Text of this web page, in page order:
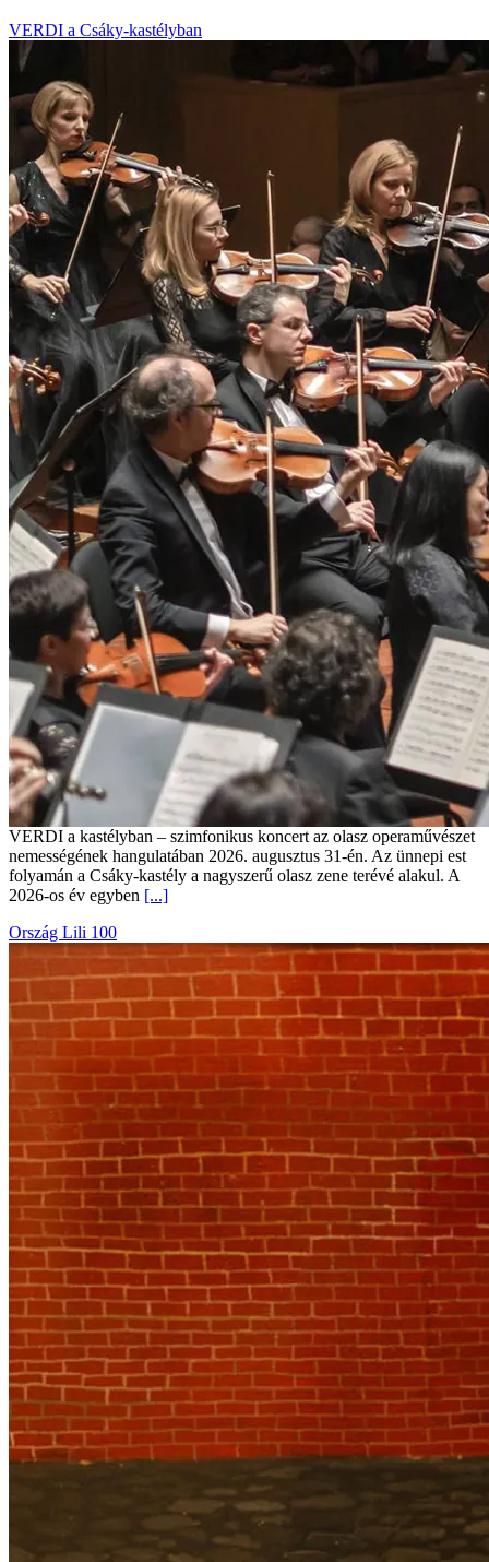
VERDI a Csáky-kastélyban
VERDI a kastélyban – szimfonikus koncert az olasz operaművészet
nemességének hangulatában 2026. augusztus 31-én. Az ünnepi est
folyamán a Csáky-kastély a nagyszerű olasz zene terévé alakul. A
2026-os év egyben [...]
Ország Lili 100